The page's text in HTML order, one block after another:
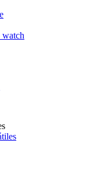
watch